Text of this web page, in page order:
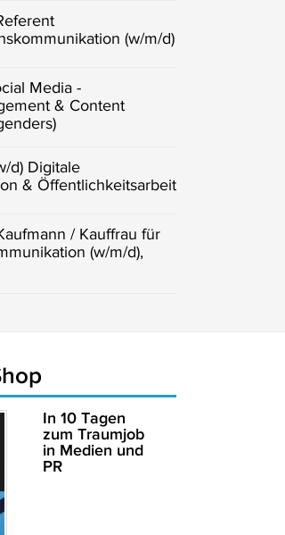
(w/m/d)
Media -
& Content
d) Digitale
& Öffentlichkeitsarbeit
/ Kauffrau für
(w/m/d),
In 10 Tagen
zum Traumjob
in Medien und
PR